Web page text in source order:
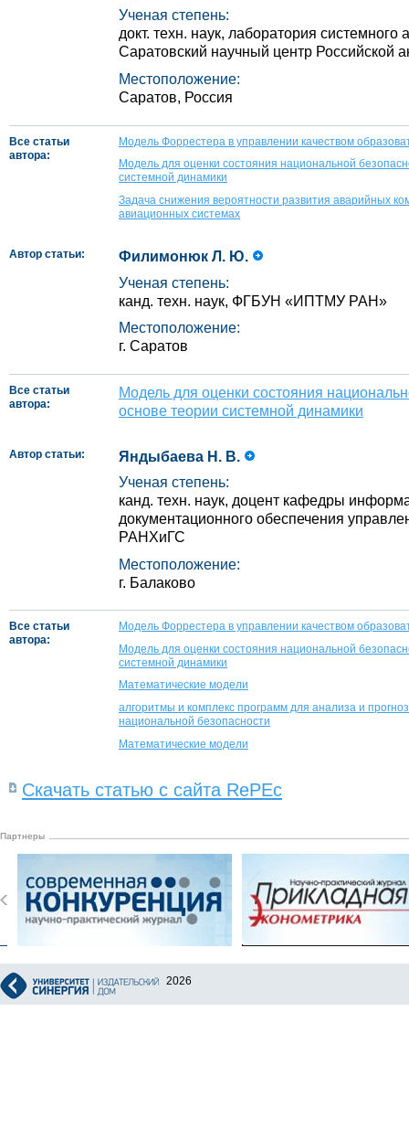
Ученая степень:
докт. техн. наук, лаборатория системного
Саратовский научный центр Российской
Местоположение:
Саратов, Россия
Все статьи
автора:
Модель Форрестера в управлении качеством
Модель для оценки состояния национальной
системной динамики
Задача снижения вероятности развития аварийных
авиационных системах
Автор статьи:
Филимонюк Л. Ю.
Ученая степень:
канд. техн. наук, ФГБУН «ИПТМУ РАН»
Местоположение:
г. Саратов
Все статьи
автора:
Модель для оценки состояния
основе теории системной динамики
Автор статьи:
Яндыбаева Н. В.
Ученая степень:
канд. техн. наук, доцент кафедры
документационного обеспечения
РАНХиГС
Местоположение:
г. Балаково
Все статьи
автора:
Модель Форрестера в управлении качеством
Модель для оценки состояния национальной
системной динамики
Математические модели
алгоритмы и комплекс программ для анализа и
национальной безопасности
Математические модели
Скачать статью с сайта RePEc
Партнеры
2026